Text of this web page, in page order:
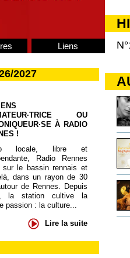
Liens
2027
OU
À RADIO
!
locale, libre et
Radio Rennes
sur le bassin rennais et
dans un rayon de 30
de Rennes. Depuis
la station cultive la
passion : la culture...
Lire la suite